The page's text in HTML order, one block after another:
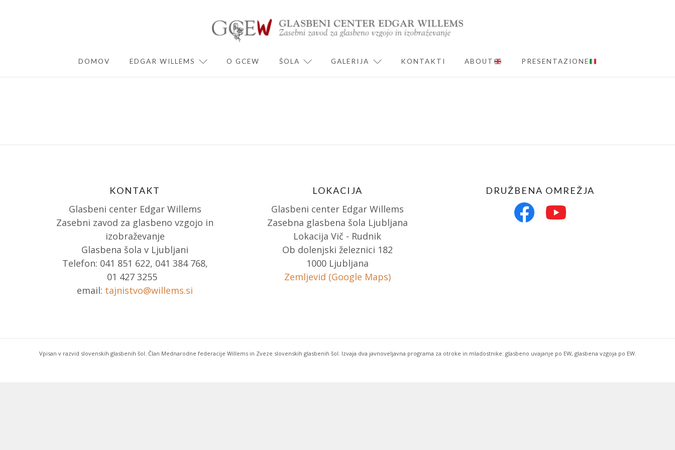
DOMOV EDGAR WILLEMS EXPAND CHILD MENU
O GCEW ŠOLA EXPAND CHILD MENU
GALERIJA EXPAND CHILD MENU
KONTAKTI ABOUT PRESENTAZIONE
KONTAKT
Glasbeni center Edgar Willems
Zasebni zavod za glasbeno vzgojo in
izobraževanje
Glasbena šola v Ljubljani
Telefon: 041 851 622, 041 384 768,
01 427 3255
email: tajnistvo@willems.si
LOKACIJA
Glasbeni center Edgar Willems
Zasebna glasbena šola Ljubljana
Lokacija Vič - Rudnik
Ob dolenjski železnici 182
1000 Ljubljana
Zemljevid (Google Maps)
DRUŽBENA OMREŽJA
Vpisan v razvid slovenskih glasbenih šol. Član Mednarodne federacije Willems in Zveze slovenskih glasbenih šol. Izvaja dva javnoveljavna programa za otroke in mladostnike: glasbeno uvajanje po EW, glasbena vzgoja po EW.